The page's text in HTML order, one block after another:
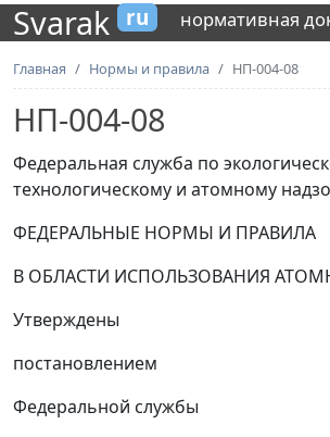
Svarak ru нормативная
Главная Нормы и правила НП-004-08
НП-004-08
Федеральная служба по
технологическому и атомному
ФЕДЕРАЛЬНЫЕ НОРМЫ И ПРАВИЛА
В ОБЛАСТИ ИСПОЛЬЗОВАНИЯ
Утверждены
постановлением
Федеральной службы